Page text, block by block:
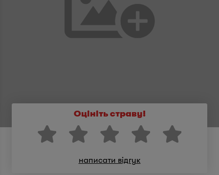
Оцініть страву!
написати відгук